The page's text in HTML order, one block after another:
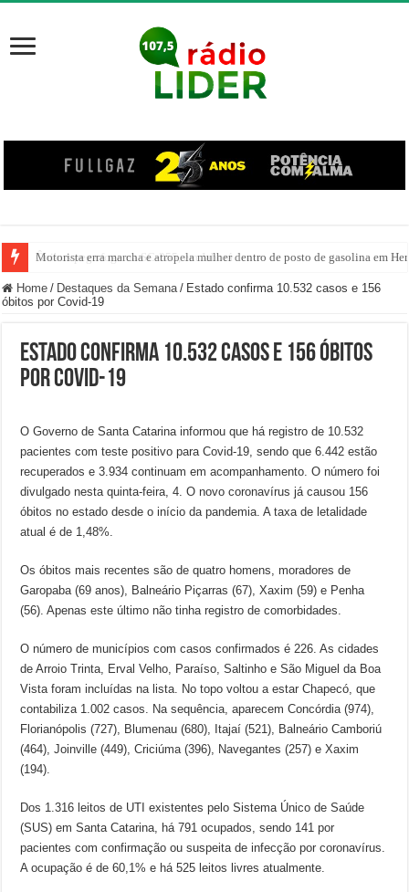
Motorista erra marcha e atropela mulher dentro de posto de gasolina em
Home / Destaques da Semana / Estado confirma 10.532 casos e 156
óbitos por Covid-19
Estado confirma 10.532 casos e 156 óbitos
por Covid-19
O Governo de Santa Catarina informou que há registro de 10.532
pacientes com teste positivo para Covid-19, sendo que 6.442 estão
recuperados e 3.934 continuam em acompanhamento. O número foi
divulgado nesta quinta-feira, 4. O novo coronavírus já causou 156
óbitos no estado desde o início da pandemia. A taxa de letalidade
atual é de 1,48%.
Os óbitos mais recentes são de quatro homens, moradores de
Garopaba (69 anos), Balneário Piçarras (67), Xaxim (59) e Penha
(56). Apenas este último não tinha registro de comorbidades.
O número de municípios com casos confirmados é 226. As cidades
de Arroio Trinta, Erval Velho, Paraíso, Saltinho e São Miguel da Boa
Vista foram incluídas na lista. No topo voltou a estar Chapecó, que
contabiliza 1.002 casos. Na sequência, aparecem Concórdia (974),
Florianópolis (727), Blumenau (680), Itajaí (521), Balneário Camboriú
(464), Joinville (449), Criciúma (396), Navegantes (257) e Xaxim
(194).
Dos 1.316 leitos de UTI existentes pelo Sistema Único de Saúde
(SUS) em Santa Catarina, há 791 ocupados, sendo 141 por
pacientes com confirmação ou suspeita de infecção por coronavírus.
A ocupação é de 60,1% e há 525 leitos livres atualmente.